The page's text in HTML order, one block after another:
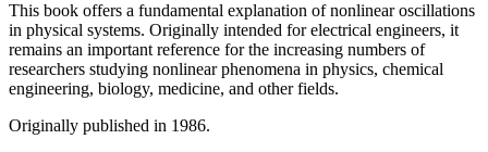
This book offers a fundamental explanation of nonlinear oscillations
in physical systems. Originally intended for electrical engineers, it
remains an important reference for the increasing numbers of
researchers studying nonlinear phenomena in physics, chemical
engineering, biology, medicine, and other fields.
Originally published in 1986.